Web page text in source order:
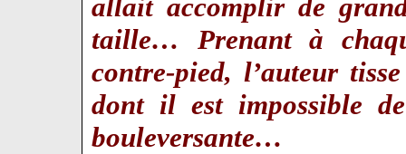
allait accomplir de
taille… Prenant à
contre-pied, l’auteur
dont il est impossible
bouleversante…